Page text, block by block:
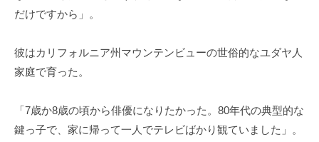
だけですから」。
彼はカリフォルニア州マウンテンビューの世俗的なユダヤ人
家庭で育った。
「7歳か8歳の頃から俳優になりたかった。80年代の典型的な
鍵っ子で、家に帰って一人でテレビばかり観ていました」。